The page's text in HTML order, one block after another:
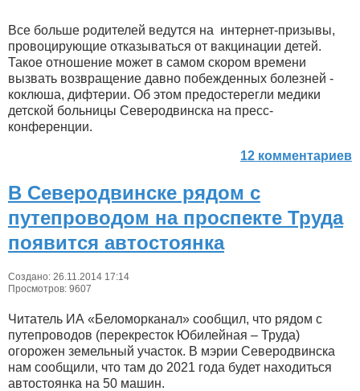
Все больше родителей ведутся на интернет-призывы,
провоцирующие отказываться от вакцинации детей.
Такое отношение может в самом скором времени
вызвать возвращение давно побежденных болезней -
коклюша, дифтерии. Об этом предостерегли медики
детской больницы Северодвинска на пресс-
конференции.
12 комментариев
В Северодвинске рядом с
путепроводом на проспекте Труда
появится автостоянка
Создано: 26.11.2014 17:14
Просмотров: 9607
Читатель ИА «Беломорканал» сообщил, что рядом с
путепроводов (перекресток Юбилейная – Труда)
огорожен земельный участок. В мэрии Северодвинска
нам сообщили, что там до 2021 года будет находиться
автостоянка на 50 машин.